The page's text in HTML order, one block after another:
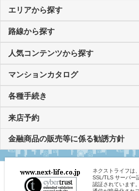
エリアから探す
路線から探す
人気コンテンツから探す
マンションカタログ
各種手続き
来店予約
金融商品の販売等に係る勧誘方針
ネクストライフは
SSL/TLS サーバー
認証されています